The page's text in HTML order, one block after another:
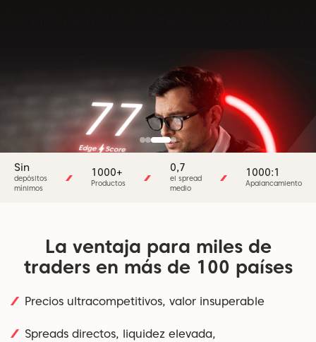
Sin
depósitos
mínimos
1000+
Productos
0,7
el spread
medio
1000:1
Apalancamiento
La ventaja para miles de
traders en más de 100 países
Precios ultracompetitivos, valor insuperable
Spreads directos, liquidez elevada,